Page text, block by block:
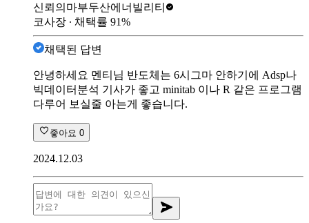
신뢰의마부두산에너빌리티
코사장 ∙ 채택률 91%
채택된 답변
안녕하세요 멘티님 반도체는 6시그마 안하기에 Adsp나
빅데이터분석 기사가 좋고 minitab 이나 R 같은 프로그램
다루어 보실줄 아는게 좋습니다.
좋아요 0
2024.12.03